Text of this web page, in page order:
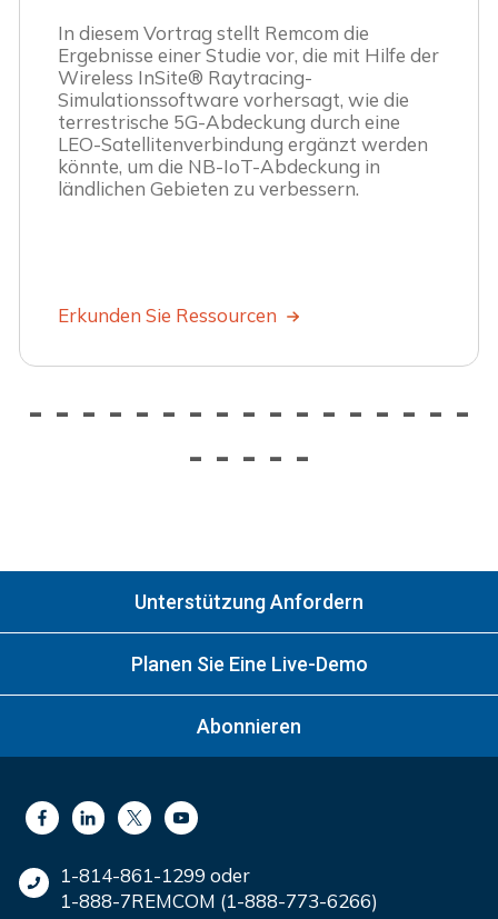
In diesem Vortrag stellt Remcom die
Ergebnisse einer Studie vor, die mit Hilfe der
Wireless InSite® Raytracing-
Simulationssoftware vorhersagt, wie die
terrestrische 5G-Abdeckung durch eine
LEO-Satellitenverbindung ergänzt werden
könnte, um die NB-IoT-Abdeckung in
ländlichen Gebieten zu verbessern.
Erkunden Sie Ressourcen
- - - - - - - - - - - - - - - - -
- - - - -
Unterstützung Anfordern
Planen Sie Eine Live-Demo
Abonnieren
1-814-861-1299 oder
1-888-7REMCOM (1-888-773-6266)